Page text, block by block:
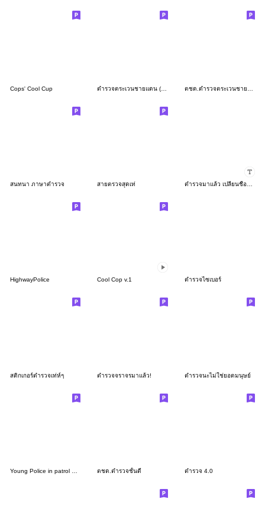
Cops' Cool Cup
สนทนา ภาษาตำรวจ สายตรวจสุดเท่ ตำรวจมาแล้ว เปลี่ยนชื่อได้2
HighwayPolice Cool Cop v.1 ตำรวจไซเบอร์
สติกเกอร์ตำรวจเท่ห์ๆ ตำรวจจราจรมาแล้ว! ตำรวจนะไม่ใช่ยอดมนุษย์
ตชด.ตำรวจชั้นดี ตำรวจ 4.0